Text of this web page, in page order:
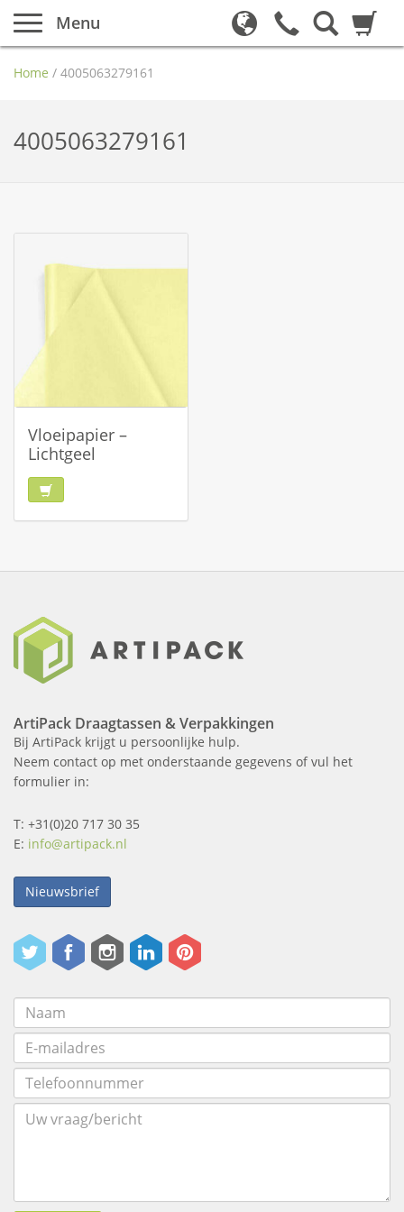
Menu
Home / 4005063279161
4005063279161
Vloeipapier –
Lichtgeel
ArtiPack Draagtassen & Verpakkingen
Bij ArtiPack krijgt u persoonlijke hulp.
Neem contact op met onderstaande gegevens of vul het
formulier in:
T: +31(0)20 717 30 35
E: info@artipack.nl
Nieuwsbrief